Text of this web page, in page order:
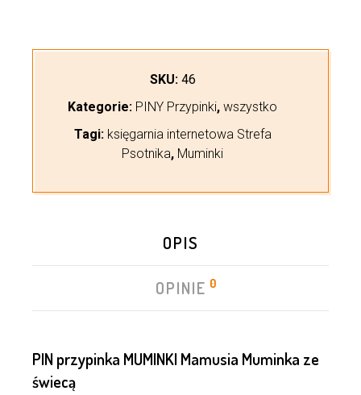
SKU: 46
Kategorie: PINY Przypinki, wszystko
Tagi: księgarnia internetowa Strefa
Psotnika, Muminki
OPIS
OPINIE 0
PIN przypinka MUMINKI Mamusia Muminka ze
świecą